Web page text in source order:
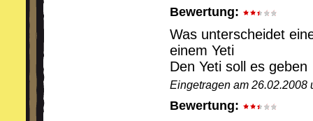
Bewertung:
Was unterscheidet
einem Yeti
Den Yeti soll es geben
Eingetragen am 26.02.2008
Bewertung: